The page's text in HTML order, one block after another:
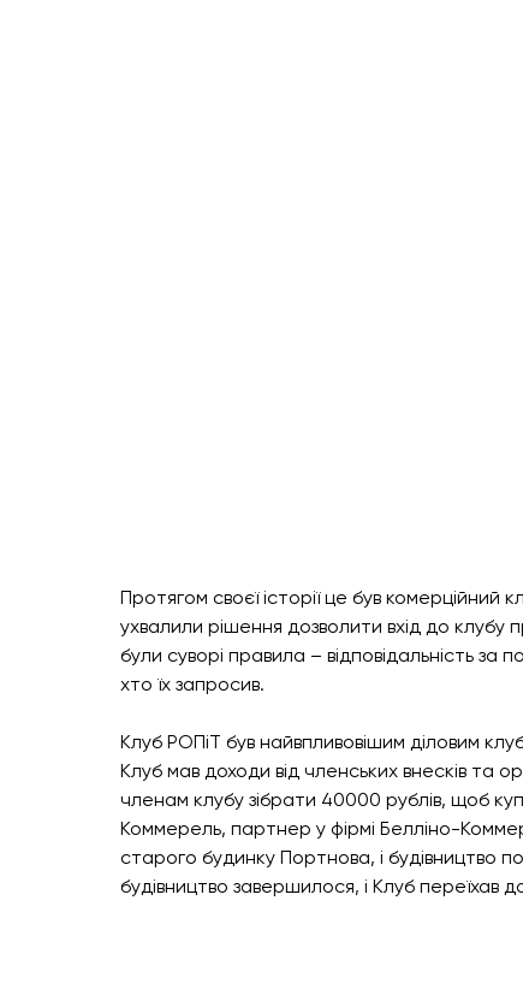
Протягом своєї історії це був
ухвалили рішення дозволити вхід до клубу
були суворі правила – відповідальність
хто їх запросив.
Клуб РОПіТ був найвпливовішим діловим
Клуб мав доходи від членських внесків та
членам клубу зібрати 40000 рублів, щоб
Коммерель, партнер у фірмі Белліно-
старого будинку Портнова, і будівництво
будівництво завершилося, і Клуб переїхав